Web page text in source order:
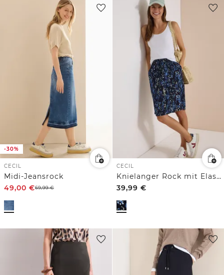
-30%
CECIL
Midi-Jeansrock
49,00 €69,99€
CECIL
Knielanger Rock mit Elastikbund und Print
39,99 €